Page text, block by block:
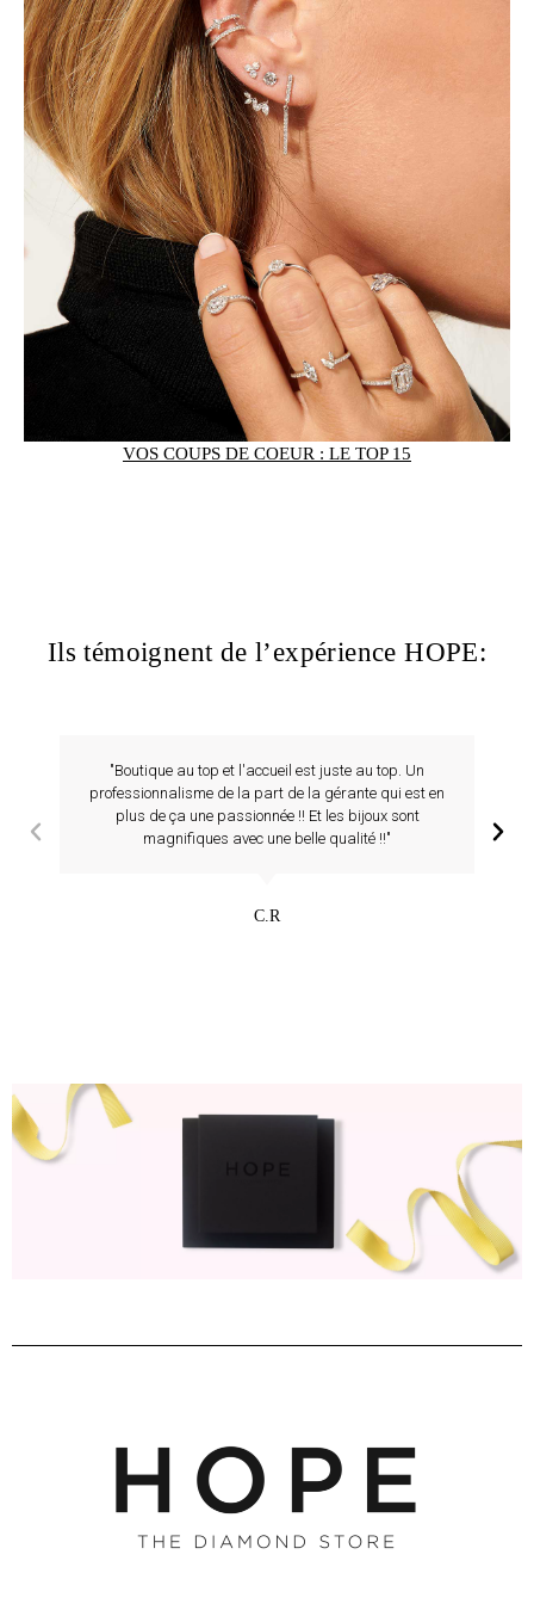
VOS COUPS DE COEUR : LE TOP 15
Ils témoignent de l’expérience HOPE:
"Boutique au top et l'accueil est juste au top. Un
professionnalisme de la part de la gérante qui est en
plus de ça une passionnée !! Et les bijoux sont
magnifiques avec une belle qualité !!"
C.R